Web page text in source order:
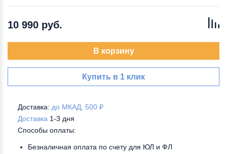
10 990 руб.
В корзину
Купить в 1 клик
Доставка: до МКАД, 500 ₽
Доставка 1-3 дня
Способы оплаты:
Безналичная оплата по счету для ЮЛ и ФЛ